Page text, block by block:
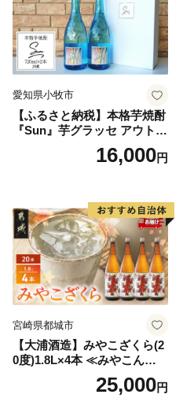
愛知県小牧市
【ふるさと納税】本格芋焼酎
『Sun』芋グラッセ アウトド
ア ソロキャンプ ベランピン
グ 巣ごもり 就労支援16,000円
宮崎県都城市
【大浦酒造】みやこざくら(2
0度)1.8L×4本 ≪みやこんじょ
特急便≫_AD-077125,000円